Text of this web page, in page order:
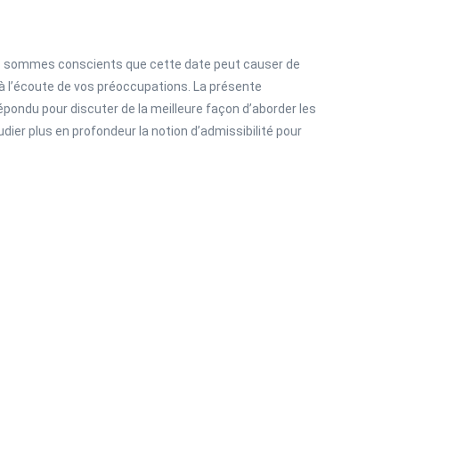
sommes conscients que cette date peut causer de
de vos préoccupations. La présente
pour discuter de la meilleure façon d’aborder les
plus en profondeur la notion d’admissibilité pour